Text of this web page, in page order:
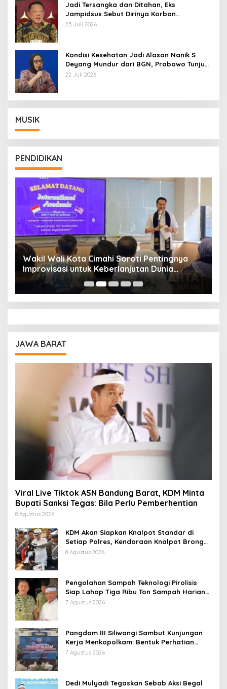
Jadi Tersangka dan Ditahan, Eks
Jampidsus Sebut Dirinya Korban
Kriminalisasi
25 Juli 2026
Kondisi Kesehatan Jadi Alasan Nanik S
Deyang Mundur dari BGN, Prabowo Tunjuk
Wamentan Sudaryono
22 Juli 2026
MUSIK
PENDIDIKAN
Wakil Wali Kota Cimahi Soroti Pentingnya
Improvisasi untuk Keberlanjutan Dunia
Pendidikan
JAWA BARAT
Viral Live Tiktok ASN Bandung Barat, KDM Minta
Bupati Sanksi Tegas: Bila Perlu Pemberhentian
8 Agustus 2026
KDM Akan Siapkan Knalpot Standar di
Setiap Polres, Kendaraan Knalpot Brong
Tertangkap Langsung Ganti
8 Agustus 2026
Pengolahan Sampah Teknologi Pirolisis
Siap Lahap Tiga Ribu Ton Sampah Harian
Jawa Barat
7 Agustus 2026
Pangdam III Siliwangi Sambut Kunjungan
Kerja Menkopolkam: Bentuk Perhatian
Pemerintah
7 Agustus 2026
Dedi Mulyadi Tegaskan Sebab Aksi Begal